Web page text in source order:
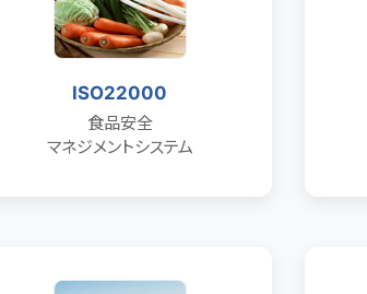
ISO22000
食品安全
マネジメントシステム